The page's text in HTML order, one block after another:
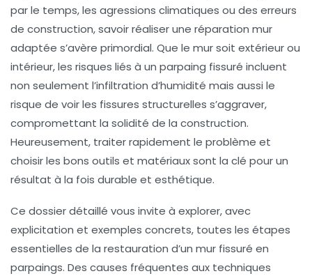
par le temps, les agressions climatiques ou des erreurs
de construction, savoir réaliser une réparation mur
adaptée s’avère primordial. Que le mur soit extérieur ou
intérieur, les risques liés à un parpaing fissuré incluent
non seulement l’infiltration d’humidité mais aussi le
risque de voir les fissures structurelles s’aggraver,
compromettant la solidité de la construction.
Heureusement, traiter rapidement le problème et
choisir les bons outils et matériaux sont la clé pour un
résultat à la fois durable et esthétique.
Ce dossier détaillé vous invite à explorer, avec
explicitation et exemples concrets, toutes les étapes
essentielles de la restauration d’un mur fissuré en
parpaings. Des causes fréquentes aux techniques